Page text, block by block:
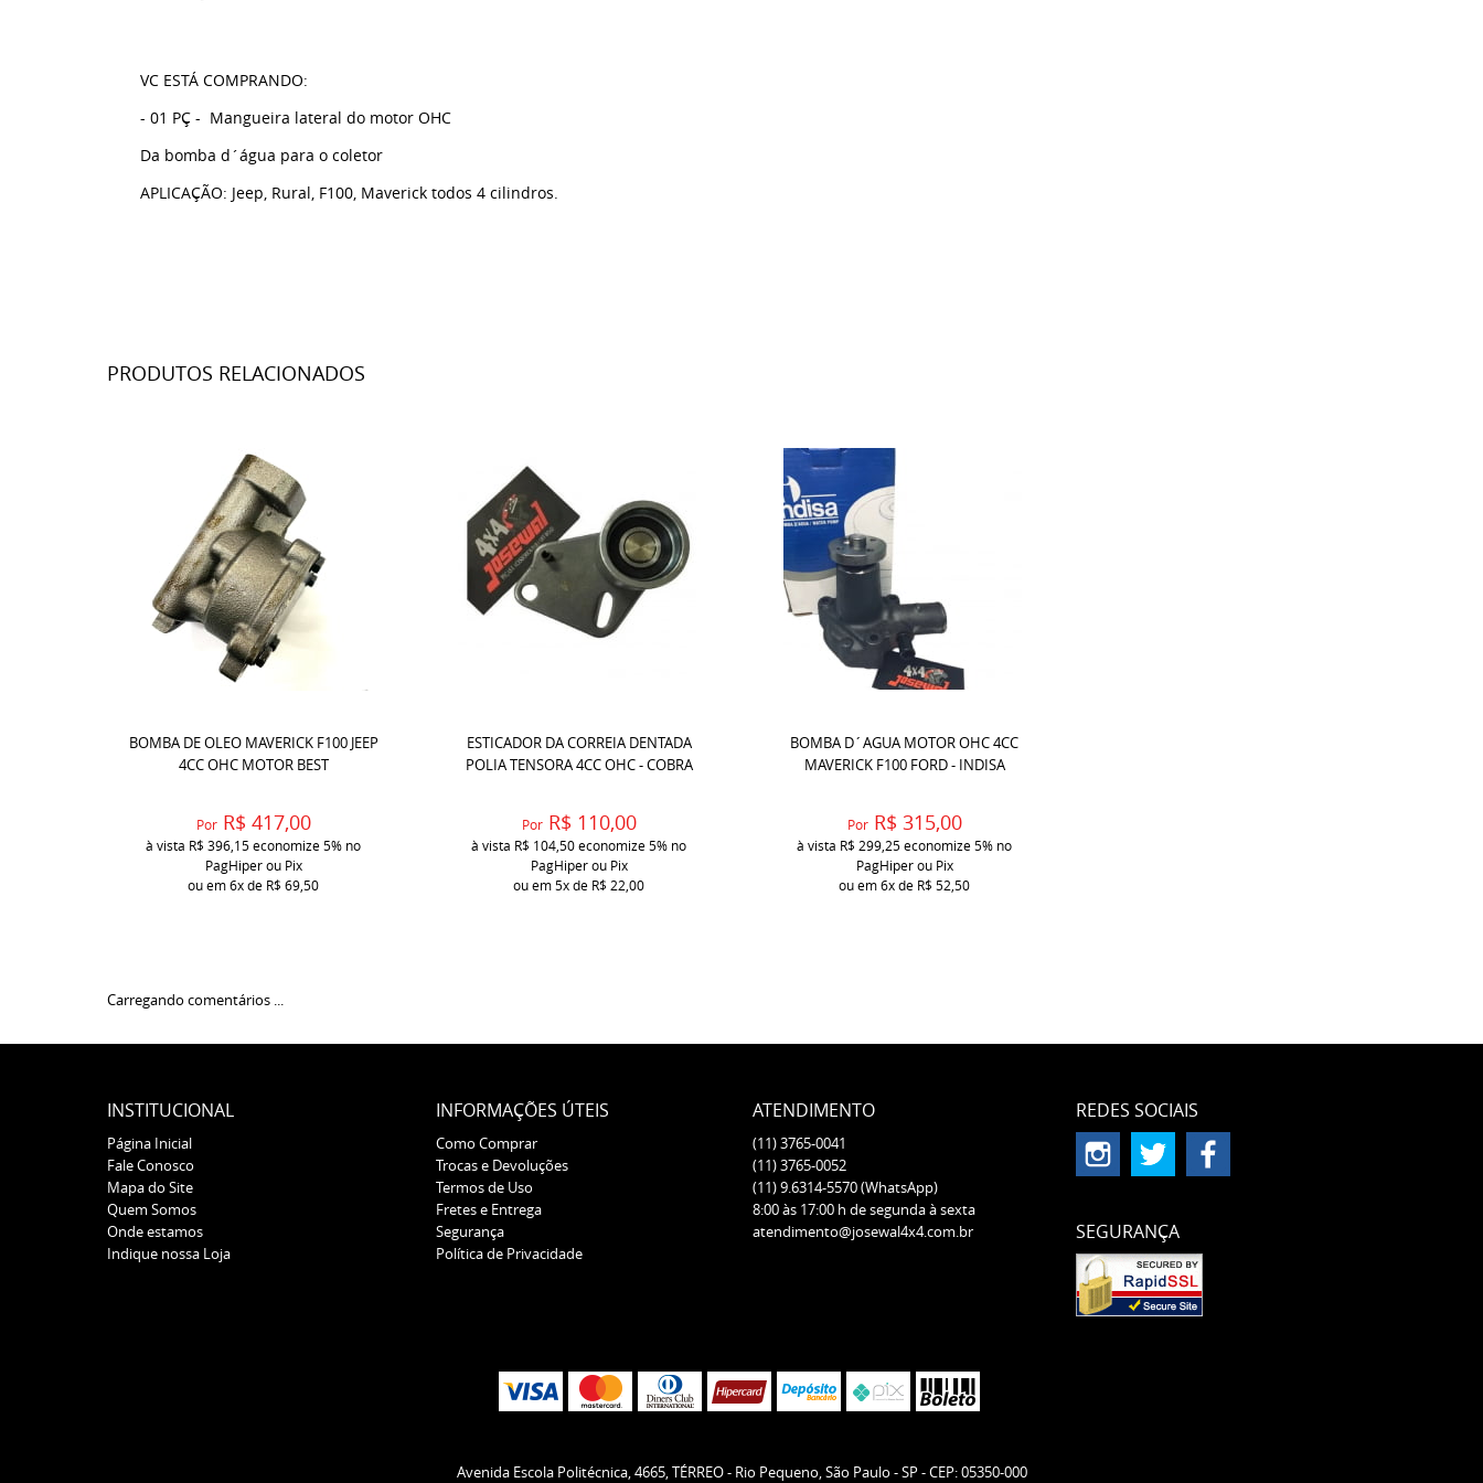
VC ESTÁ COMPRANDO:
- 01 PÇ - Mangueira lateral do motor OHC
Da bomba d´água para o coletor
APLICAÇÃO: Jeep, Rural, F100, Maverick todos 4 cilindros.
PRODUTOS RELACIONADOS
BOMBA DE OLEO MAVERICK F100 JEEP
4CC OHC MOTOR BEST
Por R$ 417,00
à vista R$ 396,15economize5% no
PagHiper ou Pix
ou em6xde R$ 69,50
ESTICADOR DA CORREIA DENTADA
POLIA TENSORA 4CC OHC - COBRA
Por R$ 110,00
à vista R$ 104,50economize5% no
PagHiper ou Pix
ou em5xde R$ 22,00
BOMBA D´AGUA MOTOR OHC 4CC
MAVERICK F100 FORD - INDISA
Por R$ 315,00
à vista R$ 299,25economize5% no
PagHiper ou Pix
ou em6xde R$ 52,50
Carregando comentários ...
INSTITUCIONAL
Página Inicial
Fale Conosco
Mapa do Site
Quem Somos
Onde estamos
Indique nossa Loja
INFORMAÇÕES ÚTEIS
Como Comprar
Trocas e Devoluções
Termos de Uso
Fretes e Entrega
Segurança
Política de Privacidade
ATENDIMENTO
(11)3765-0041
(11)3765-0052
(11)9.6314-5570(WhatsApp)
8:00 às 17:00 h de segunda à sexta
atendimento@josewal4x4.com.br
REDES SOCIAIS
SEGURANÇA
Avenida Escola Politécnica, 4665, TÉRREO- Rio Pequeno, São Paulo -SP -CEP: 05350-000